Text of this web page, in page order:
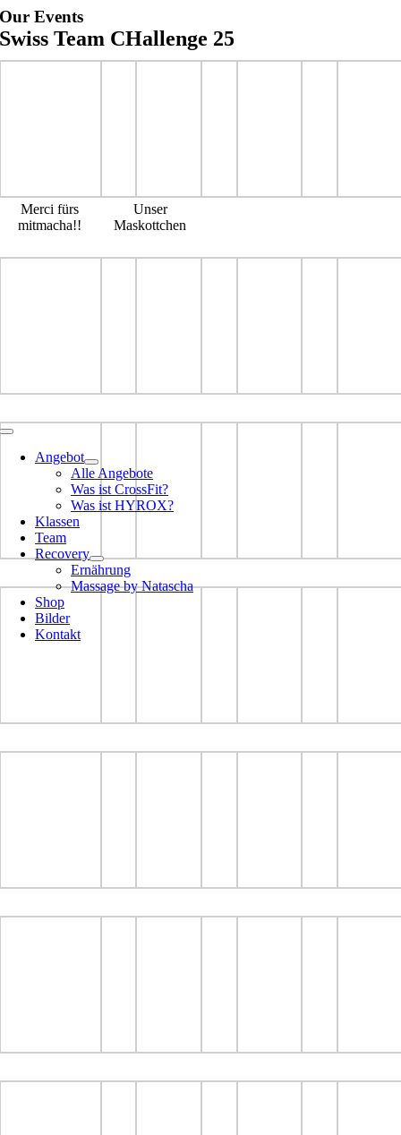
Zum
Inhalt
springen
Toggle
NavigationAngebot
Alle Angebote
Was ist CrossFit?
Was ist HYROX?
Klassen
Team
Recovery
Ernährung
Massage by Natascha
Shop
Bilder
Kontakt
Our Events
Swiss Team CHallenge 25
Merci fürs
mitmacha!!
Unser
Maskottchen